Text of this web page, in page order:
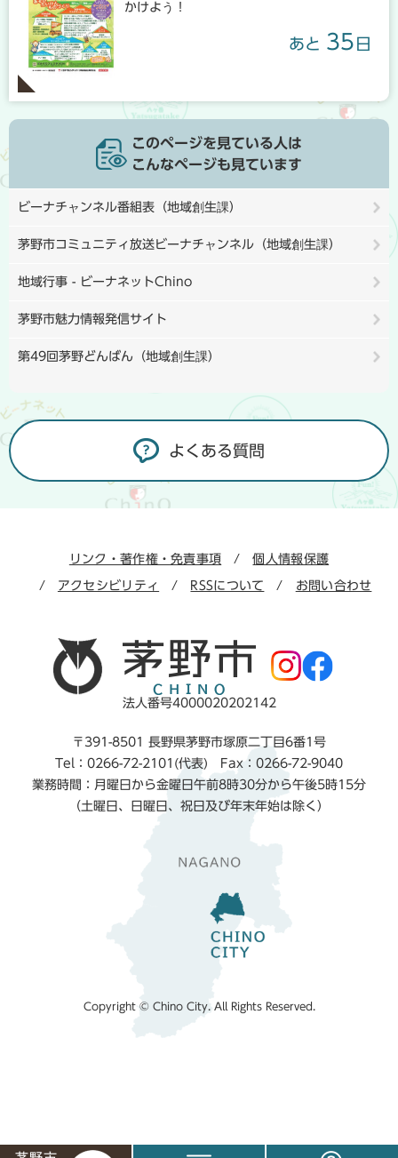
かけよう！
あと 35 日
このページを見ている人は
こんなページも見ています
ビーナチャンネル番組表（地域創生課）
茅野市コミュニティ放送ビーナチャンネル（地域創生課）
地域行事 - ビーナネットChino
茅野市魅力情報発信サイト
第49回茅野どんばん（地域創生課）
よくある質問
リンク・著作権・免責事項 個人情報保護
アクセシビリティ RSSについて お問い合わせ
法人番号4000020202142
〒391-8501 長野県茅野市塚原二丁目6番1号
Tel：0266-72-2101(代表) Fax：0266-72-9040
業務時間：月曜日から金曜日午前8時30分から午後5時15分
（土曜日、日曜日、祝日及び年末年始は除く）
Copyright © Chino City. All Rights Reserved.